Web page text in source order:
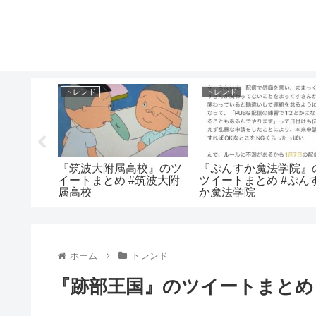
トレンド
『筑波大附属高校』のツ
イートまとめ #筑波大附
属高校
トレンド
『ぷんすか魔法学院』
ツイートまとめ #ぷん
か魔法学院
ホーム トレンド
『跡部王国』のツイートまと